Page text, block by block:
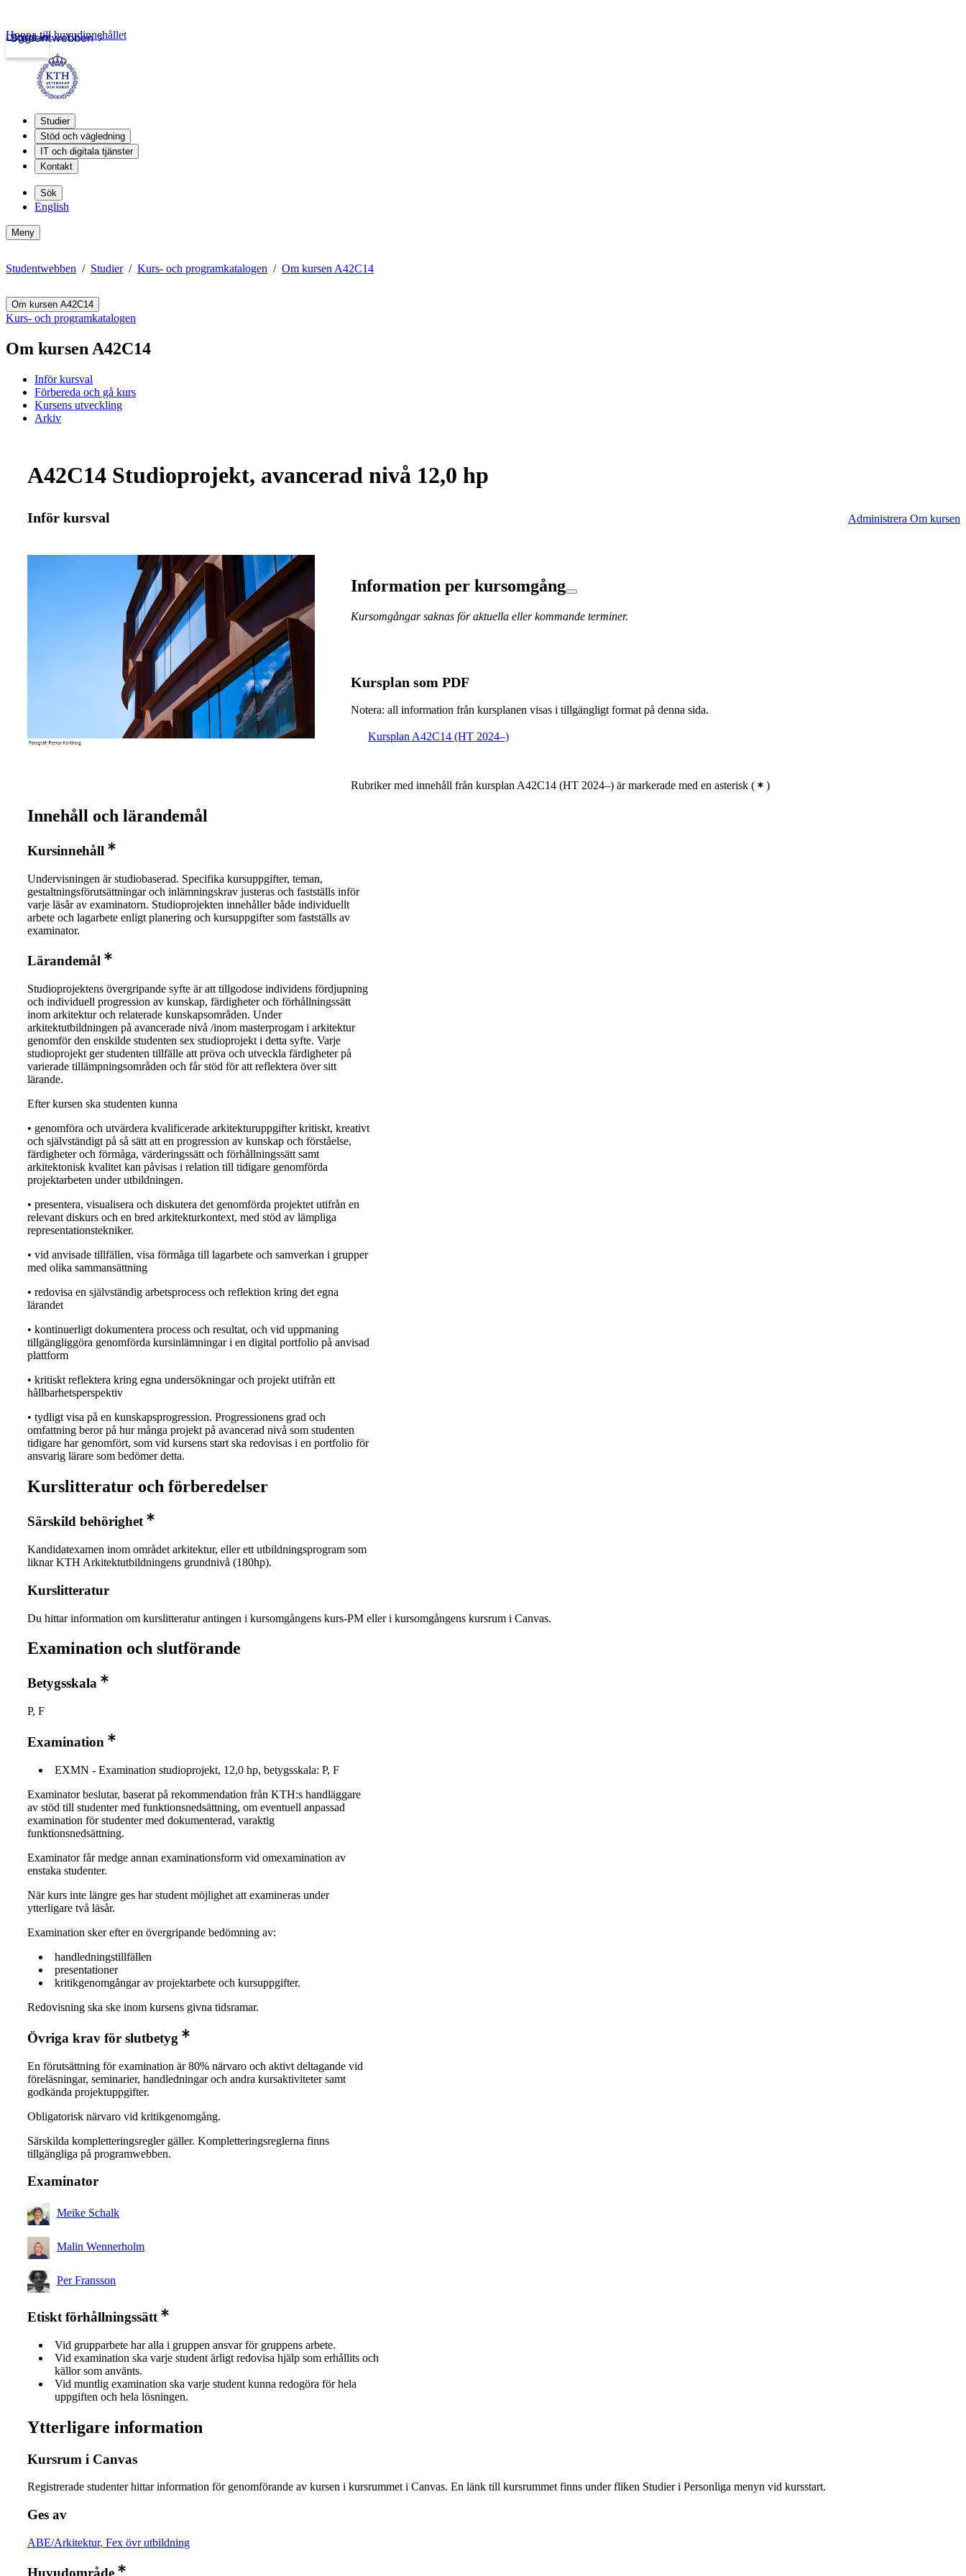
Studentwebben
Logga in
Hoppa till huvudinnehållet
Studier
Stöd och vägledning
IT och digitala tjänster
Kontakt
Sök
English
Meny
Studentwebben Studier Kurs- och programkatalogen Om kursen A42C14
Om kursen A42C14
Kurs- och programkatalogen
Om kursen A42C14
Inför kursval
Förbereda och gå kurs
Kursens utveckling
Arkiv
A42C14 Studioprojekt, avancerad nivå 12,0 hp
Inför kursval Administrera Om kursen
Information per kursomgång
Kursomgångar saknas för aktuella eller kommande terminer.
Kursplan som PDF
Notera: all information från kursplanen visas i tillgängligt format på denna sida.
Kursplan A42C14 (HT 2024–)
Rubriker med innehåll från kursplan A42C14 (HT 2024–) är markerade med en asterisk ( )
Innehåll och lärandemål
Kursinnehåll
Undervisningen är studiobaserad. Specifika kursuppgifter, teman,
gestaltningsförutsättningar och inlämningskrav justeras och fastställs inför
varje läsår av examinatorn. Studioprojekten innehåller både individuellt
arbete och lagarbete enligt planering och kursuppgifter som fastställs av
examinator.
Lärandemål
Studioprojektens övergripande syfte är att tillgodose individens fördjupning
och individuell progression av kunskap, färdigheter och förhållningssätt
inom arkitektur och relaterade kunskapsområden. Under
arkitektutbildningen på avancerade nivå /inom masterprogam i arkitektur
genomför den enskilde studenten sex studioprojekt i detta syfte. Varje
studioprojekt ger studenten tillfälle att pröva och utveckla färdigheter på
varierade tillämpningsområden och får stöd för att reflektera över sitt
lärande.
Efter kursen ska studenten kunna
• genomföra och utvärdera kvalificerade arkitekturuppgifter kritiskt, kreativt
och självständigt på så sätt att en progression av kunskap och förståelse,
färdigheter och förmåga, värderingssätt och förhållningssätt samt
arkitektonisk kvalitet kan påvisas i relation till tidigare genomförda
projektarbeten under utbildningen.
• presentera, visualisera och diskutera det genomförda projektet utifrån en
relevant diskurs och en bred arkitekturkontext, med stöd av lämpliga
representationstekniker.
• vid anvisade tillfällen, visa förmåga till lagarbete och samverkan i grupper
med olika sammansättning
• redovisa en självständig arbetsprocess och reflektion kring det egna
lärandet
• kontinuerligt dokumentera process och resultat, och vid uppmaning
tillgängliggöra genomförda kursinlämningar i en digital portfolio på anvisad
plattform
• kritiskt reflektera kring egna undersökningar och projekt utifrån ett
hållbarhetsperspektiv
• tydligt visa på en kunskapsprogression. Progressionens grad och
omfattning beror på hur många projekt på avancerad nivå som studenten
tidigare har genomfört, som vid kursens start ska redovisas i en portfolio för
ansvarig lärare som bedömer detta.
Kurslitteratur och förberedelser
Särskild behörighet
Kandidatexamen inom området arkitektur, eller ett utbildningsprogram som
liknar KTH Arkitektutbildningens grundnivå (180hp).
Kurslitteratur
Du hittar information om kurslitteratur antingen i kursomgångens kurs-PM eller i kursomgångens kursrum i Canvas.
Examination och slutförande
Betygsskala
P, F
Examination
EXMN - Examination studioprojekt, 12,0 hp, betygsskala: P, F
Examinator beslutar, baserat på rekommendation från KTH:s handläggare
av stöd till studenter med funktionsnedsättning, om eventuell anpassad
examination för studenter med dokumenterad, varaktig
funktionsnedsättning.
Examinator får medge annan examinationsform vid omexamination av
enstaka studenter.
När kurs inte längre ges har student möjlighet att examineras under
ytterligare två läsår.
Examination sker efter en övergripande bedömning av:
handledningstillfällen
presentationer
kritikgenomgångar av projektarbete och kursuppgifter.
Redovisning ska ske inom kursens givna tidsramar.
Övriga krav för slutbetyg
En förutsättning för examination är 80% närvaro och aktivt deltagande vid
föreläsningar, seminarier, handledningar och andra kursaktiviteter samt
godkända projektuppgifter.
Obligatorisk närvaro vid kritikgenomgång.
Särskilda kompletteringsregler gäller. Kompletteringsreglerna finns
tillgängliga på programwebben.
Examinator
Meike Schalk
Malin Wennerholm
Per Fransson
Etiskt förhållningssätt
Vid grupparbete har alla i gruppen ansvar för gruppens arbete.
Vid examination ska varje student ärligt redovisa hjälp som erhållits och
källor som använts.
Vid muntlig examination ska varje student kunna redogöra för hela
uppgiften och hela lösningen.
Ytterligare information
Kursrum i Canvas
Registrerade studenter hittar information för genomförande av kursen i kursrummet i Canvas. En länk till kursrummet finns under fliken Studier i Personliga menyn vid kursstart.
Ges av
ABE/Arkitektur, Fex övr utbildning